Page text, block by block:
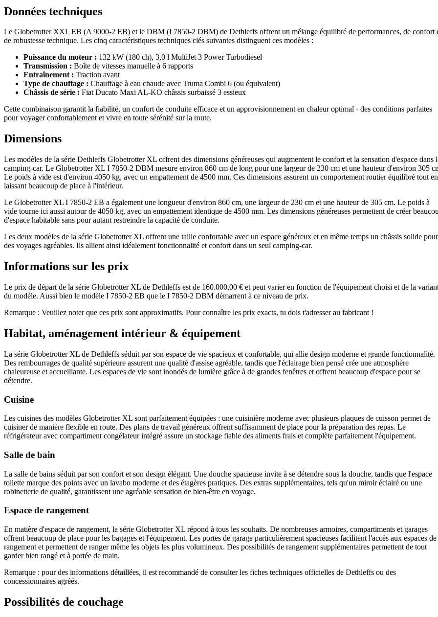
Données techniques
Le Globetrotter XXL EB (A 9000-2 EB) et le DBM (I 7850-2 DBM) de Dethleffs offrent un mélange équilibré de performances, de confort
de robustesse technique. Les cinq caractéristiques techniques clés suivantes distinguent ces modèles :
Puissance du moteur : 132 kW (180 ch), 3,0 l MultiJet 3 Power Turbodiesel
Transmission : Boîte de vitesses manuelle à 6 rapports
Entraînement : Traction avant
Type de chauffage : Chauffage à eau chaude avec Truma Combi 6 (ou équivalent)
Châssis de série : Fiat Ducato Maxi AL-KO châssis surbaissé 3 essieux
Cette combinaison garantit la fiabilité, un confort de conduite efficace et un approvisionnement en chaleur optimal - des conditions parfaites
pour voyager confortablement et vivre en toute sérénité sur la route.
Dimensions
Les modèles de la série Dethleffs Globetrotter XL offrent des dimensions généreuses qui augmentent le confort et la sensation d'espace dans
camping-car. Le Globetrotter XL I 7850-2 DBM mesure environ 860 cm de long pour une largeur de 230 cm et une hauteur d'environ 305
Le poids à vide est d'environ 4050 kg, avec un empattement de 4500 mm. Ces dimensions assurent un comportement routier équilibré tout en
laissant beaucoup de place à l'intérieur.
Le Globetrotter XL I 7850-2 EB a également une longueur d'environ 860 cm, une largeur de 230 cm et une hauteur de 305 cm. Le poids à
vide tourne ici aussi autour de 4050 kg, avec un empattement identique de 4500 mm. Les dimensions généreuses permettent de créer
d'espace habitable sans pour autant restreindre la capacité de conduite.
Les deux modèles de la série Globetrotter XL offrent une taille confortable avec un espace généreux et en même temps un châssis solide pour
des voyages agréables. Ils allient ainsi idéalement fonctionnalité et confort dans un seul camping-car.
Informations sur les prix
Le prix de départ de la série Globetrotter XL de Dethleffs est de 160.000,00 € et peut varier en fonction de l'équipement choisi et de la
du modèle. Aussi bien le modèle I 7850-2 EB que le I 7850-2 DBM démarrent à ce niveau de prix.
Remarque : Veuillez noter que ces prix sont approximatifs. Pour connaître les prix exacts, tu dois t'adresser au fabricant !
Habitat, aménagement intérieur & équipement
La série Globetrotter XL de Dethleffs séduit par son espace de vie spacieux et confortable, qui allie design moderne et grande fonctionnalité.
Des rembourrages de qualité supérieure assurent une qualité d'assise agréable, tandis que l'éclairage bien pensé crée une atmosphère
chaleureuse et accueillante. Les espaces de vie sont inondés de lumière grâce à de grandes fenêtres et offrent beaucoup d'espace pour se
détendre.
Cuisine
Les cuisines des modèles Globetrotter XL sont parfaitement équipées : une cuisinière moderne avec plusieurs plaques de cuisson permet de
cuisiner de manière flexible en route. Des plans de travail généreux offrent suffisamment de place pour la préparation des repas. Le
réfrigérateur avec compartiment congélateur intégré assure un stockage fiable des aliments frais et complète parfaitement l'équipement.
Salle de bain
La salle de bains séduit par son confort et son design élégant. Une douche spacieuse invite à se détendre sous la douche, tandis que l'espace
toilette marque des points avec un lavabo moderne et des étagères pratiques. Des extras supplémentaires, tels qu'un miroir éclairé ou une
robinetterie de qualité, garantissent une agréable sensation de bien-être en voyage.
Espace de rangement
En matière d'espace de rangement, la série Globetrotter XL répond à tous les souhaits. De nombreuses armoires, compartiments et garages
offrent beaucoup de place pour les bagages et l'équipement. Les portes de garage particulièrement spacieuses facilitent l'accès aux espaces de
rangement et permettent de ranger même les objets les plus volumineux. Des possibilités de rangement supplémentaires permettent de tout
garder bien rangé et à portée de main.
Remarque : pour des informations détaillées, il est recommandé de consulter les fiches techniques officielles de Dethleffs ou des
concessionnaires agréés.
Possibilités de couchage